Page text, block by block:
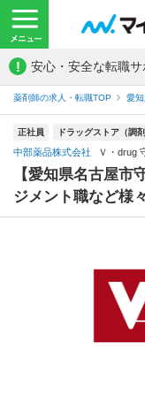
! 安心・安全な転職サ
薬剤師の求人・転職TOP 愛
正社員 ドラッグストア（調剤
中部薬品株式会社 Ｖ・drug
【愛知県名古屋市
ジメント職など様